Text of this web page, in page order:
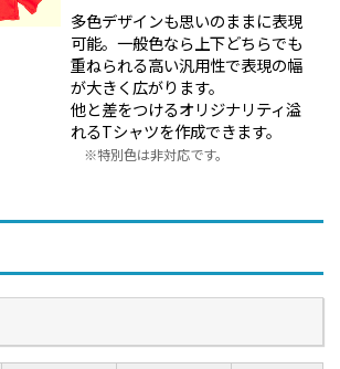
多色デザインも思いのままに表現
可能。一般色なら上下どちらでも
重ねられる高い汎用性で表現の幅
が大きく広がります。
他と差をつけるオリジナリティ溢
れるTシャツを作成できます。
特別色は非対応です。